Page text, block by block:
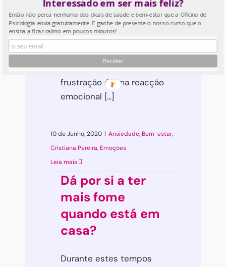
tolerância à
frustração
Como lidar com a baixa
tolerância à frustração A
frustração é uma reacção
emocional [...]
10 de Junho, 2020 | Ansiedade, Bem-estar,
Cristiana Pereira, Emoções
Leia mais
Dá por si a ter
mais fome
quando está em
casa?
Durante estes tempos
Interessado em ser mais feliz?
Então não perca nenhuma das dicas de saúde e bem-estar que a Oficina de
Psicologia envia gratuitamente. E ganhe de presente o nosso curso que o
ensina a ficar calmo em poucos minutos!